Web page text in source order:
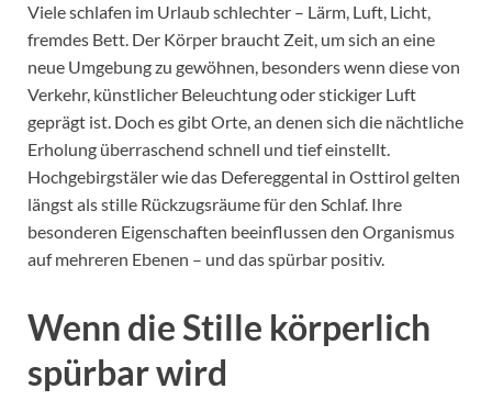
Viele schlafen im Urlaub schlechter – Lärm, Luft, Licht,
fremdes Bett. Der Körper braucht Zeit, um sich an eine
neue Umgebung zu gewöhnen, besonders wenn diese von
Verkehr, künstlicher Beleuchtung oder stickiger Luft
geprägt ist. Doch es gibt Orte, an denen sich die nächtliche
Erholung überraschend schnell und tief einstellt.
Hochgebirgstäler wie das Defereggental in Osttirol gelten
längst als stille Rückzugsräume für den Schlaf. Ihre
besonderen Eigenschaften beeinflussen den Organismus
auf mehreren Ebenen – und das spürbar positiv.
Wenn die Stille körperlich
spürbar wird